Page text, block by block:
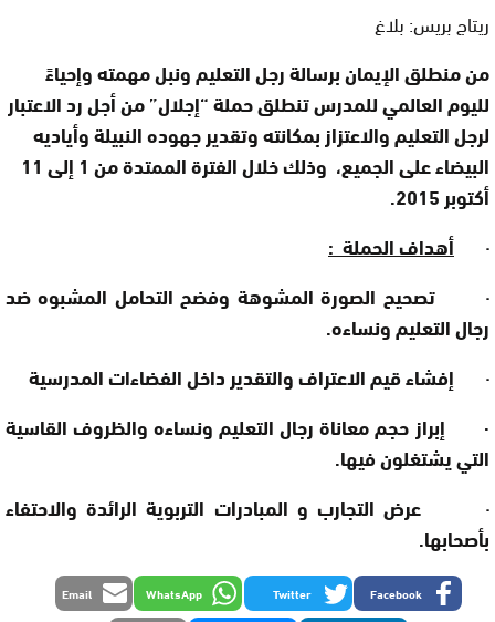
ريتاج بريس: بلاغ
من منطلق الإيمان برسالة رجل التعليم ونبل مهمته وإحياءً
لليوم العالمي للمدرس تنطلق حملة “إجلال” من أجل رد الاعتبار
لرجل التعليم والاعتزاز بمكانته وتقدير جهوده النبيلة وأياديه
البيضاء على الجميع، وذلك خلال الفترة الممتدة من 1 إلى 11
أكتوبر 2015.
· أهداف الحملة :
·تصحيح الصورة المشوهة وفضح التحامل المشبوه ضد
رجال التعليم ونساءه.
· إفشاء قيم الاعتراف والتقدير داخل الفضاءات المدرسية
·
إبراز حجم معاناة رجال التعليم ونساءه والظروف القاسية
التي يشتغلون فيها.
· عرض التجارب و المبادرات التربوية الرائدة والاحتفاء
بأصحابها.
Facebook
Twitter
WhatsApp
Email